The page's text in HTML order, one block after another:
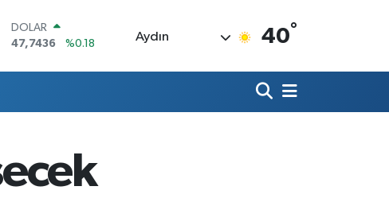
DOLAR
47,7436
%0.18
13.779
%-14
BITCOIN
Aydın 40°